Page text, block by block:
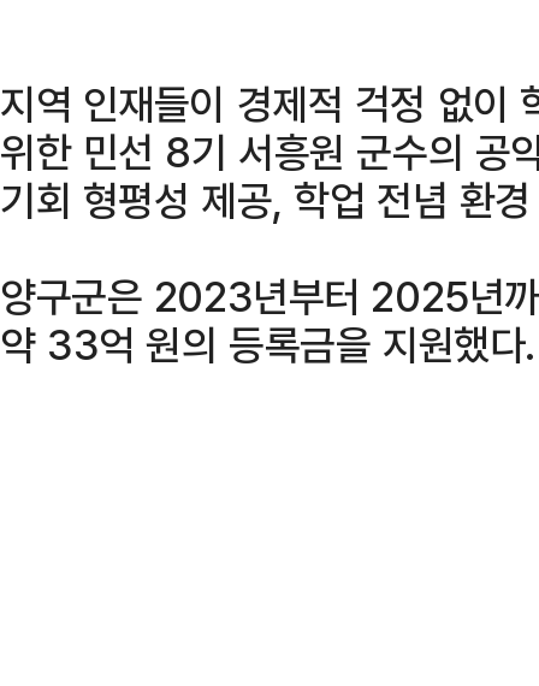
지역 인재들이 경제적 걱정 없이
위한 민선 8기 서흥원 군수의 공
기회 형평성 제공, 학업 전념 환
양구군은 2023년부터 2025년
약 33억 원의 등록금을 지원했다.